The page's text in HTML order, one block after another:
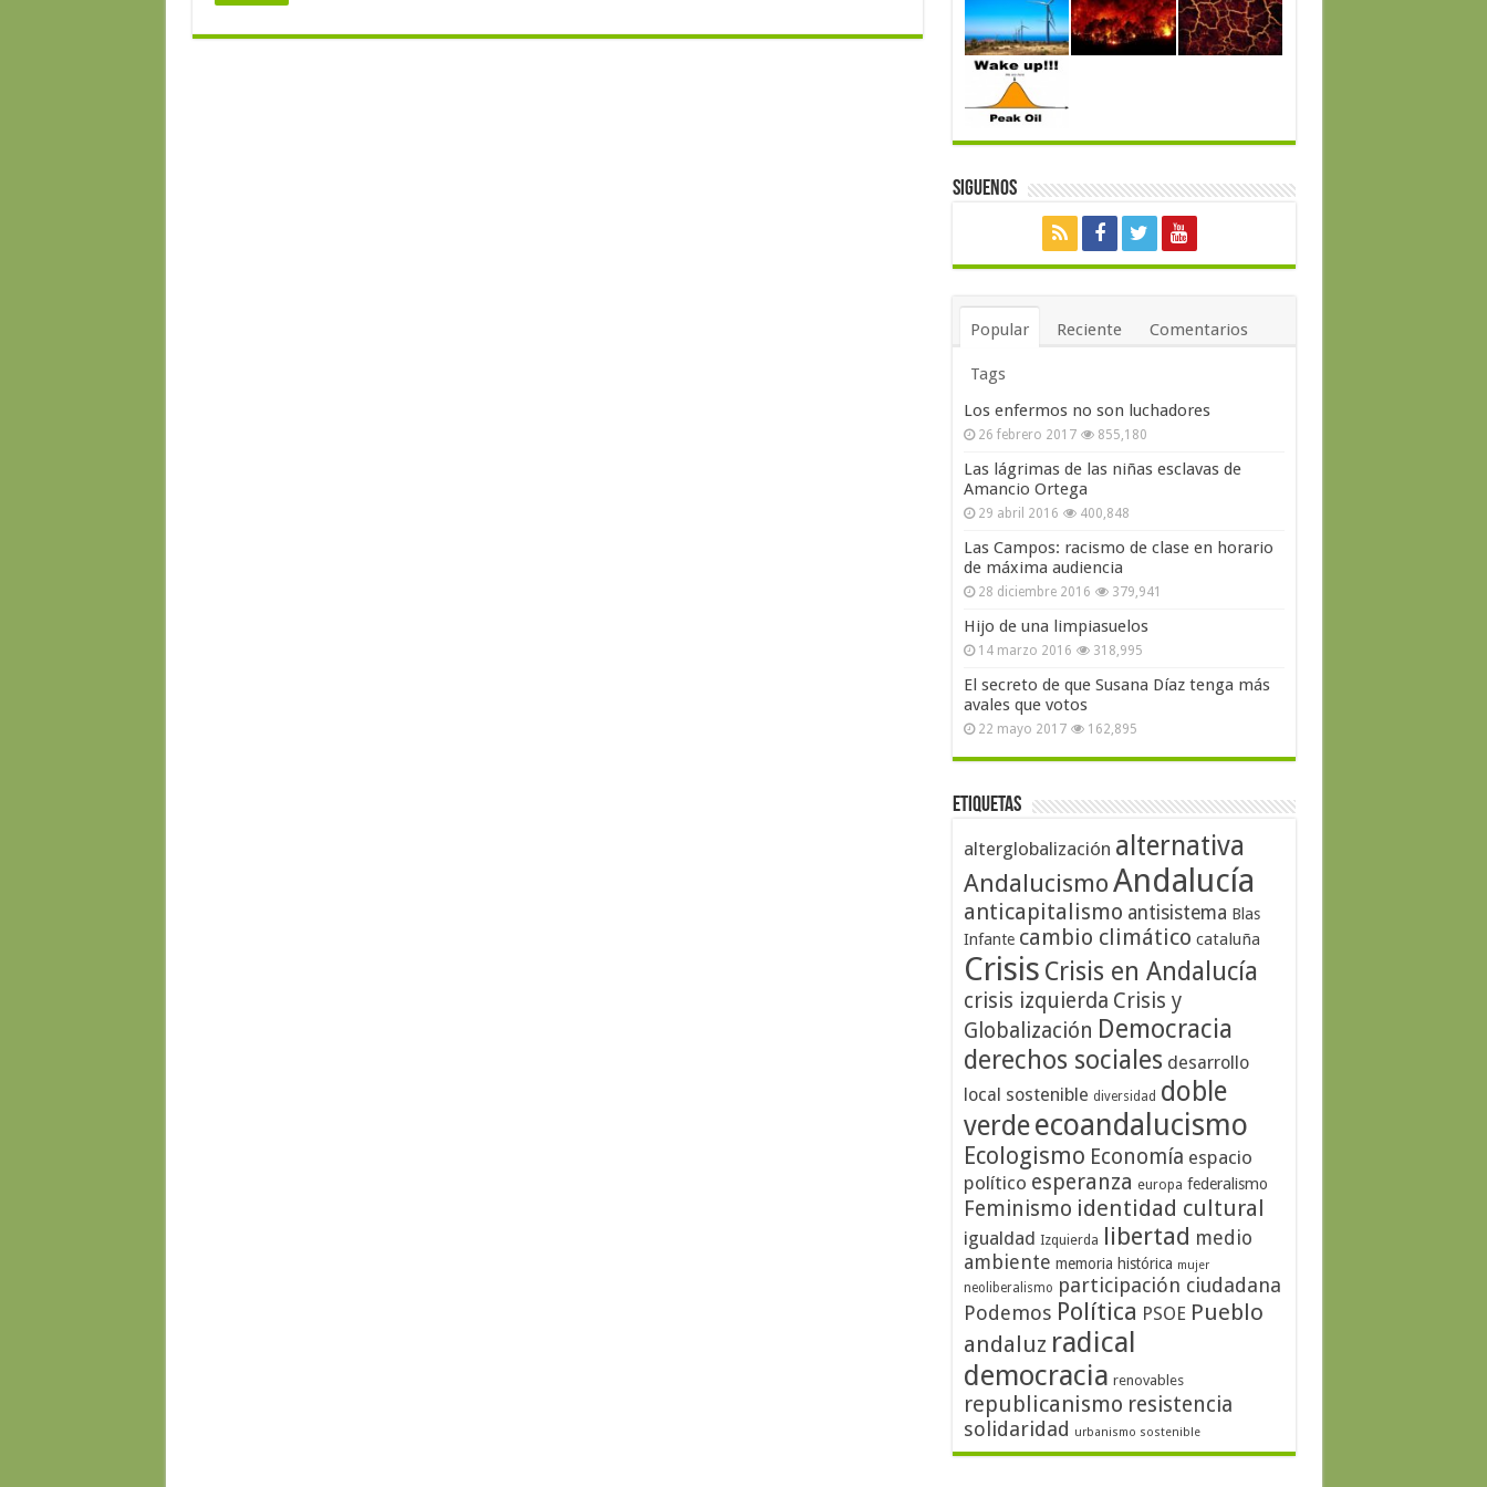
Siguenos
Popular Reciente Comentarios
Tags
Los enfermos no son luchadores
26 febrero 2017 855,180
Las lágrimas de las niñas esclavas de
Amancio Ortega
29 abril 2016 400,848
Las Campos: racismo de clase en horario
de máxima audiencia
28 diciembre 2016 379,941
Hijo de una limpiasuelos
14 marzo 2016 318,995
El secreto de que Susana Díaz tenga más
avales que votos
22 mayo 2017 162,895
Etiquetas
alterglobalización alternativa
AndalucismoAndalucía
anticapitalismo antisistema Blas
Infante cambio climático cataluña
Crisis Crisis en Andalucía
crisis izquierda Crisis y
Globalización Democracia
derechos sociales desarrollo
local sostenible diversidad doble
verdeecoandalucismo
Ecologismo Economía espacio
político esperanza europa federalismo
Feminismo identidad cultural
igualdad Izquierda libertad medio
ambiente memoria histórica mujer
neoliberalismo participación ciudadana
Podemos Política PSOE Pueblo
andaluz radical
democracia renovables
republicanismo resistencia
solidaridad urbanismo sostenible